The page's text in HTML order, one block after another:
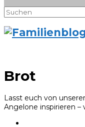
Brot
Lasst euch von
Angelone inspirieren –